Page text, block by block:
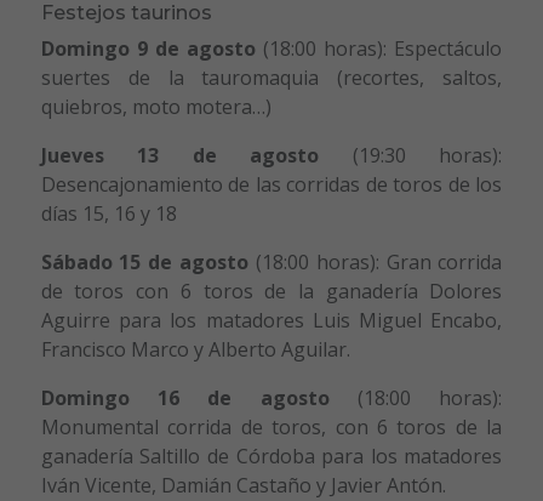
Festejos taurinos
Domingo 9 de agosto (18:00 horas): Espectáculo
suertes de la tauromaquia (recortes, saltos,
quiebros, moto motera…)
Jueves 13 de agosto (19:30 horas):
Desencajonamiento de las corridas de toros de los
días 15, 16 y 18
Sábado 15 de agosto (18:00 horas): Gran corrida
de toros con 6 toros de la ganadería Dolores
Aguirre para los matadores Luis Miguel Encabo,
Francisco Marco y Alberto Aguilar.
Domingo 16 de agosto (18:00 horas):
Monumental corrida de toros, con 6 toros de la
ganadería Saltillo de Córdoba para los matadores
Iván Vicente, Damián Castaño y Javier Antón.